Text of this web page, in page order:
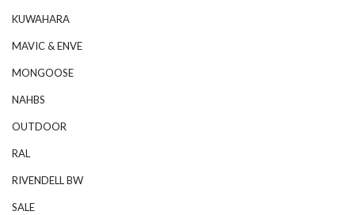
KUWAHARA
MAVIC & ENVE
MONGOOSE
NAHBS
OUTDOOR
RAL
RIVENDELL BW
SALE